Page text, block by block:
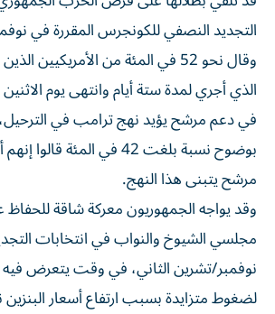
التجديد النصفي للكونجرس المقررة في
وقال نحو 52 في المئة من
الذي أجري لمدة ‌ستة أيام وانتهى يوم
في دعم مرشح يؤيد نهج ترامب في
بوضوح ‌نسبة بلغت 42 في المئة
مرشح يتبنى ⁠هذا النهج.
وقد يواجه الجمهوريون معركة شاقة
مجلسي الشيوخ والنواب في انتخابات
نوفمبر/تشرين الثاني، في وقت يتعرض
لضغوط متزايدة بسبب ارتفاع أسعار